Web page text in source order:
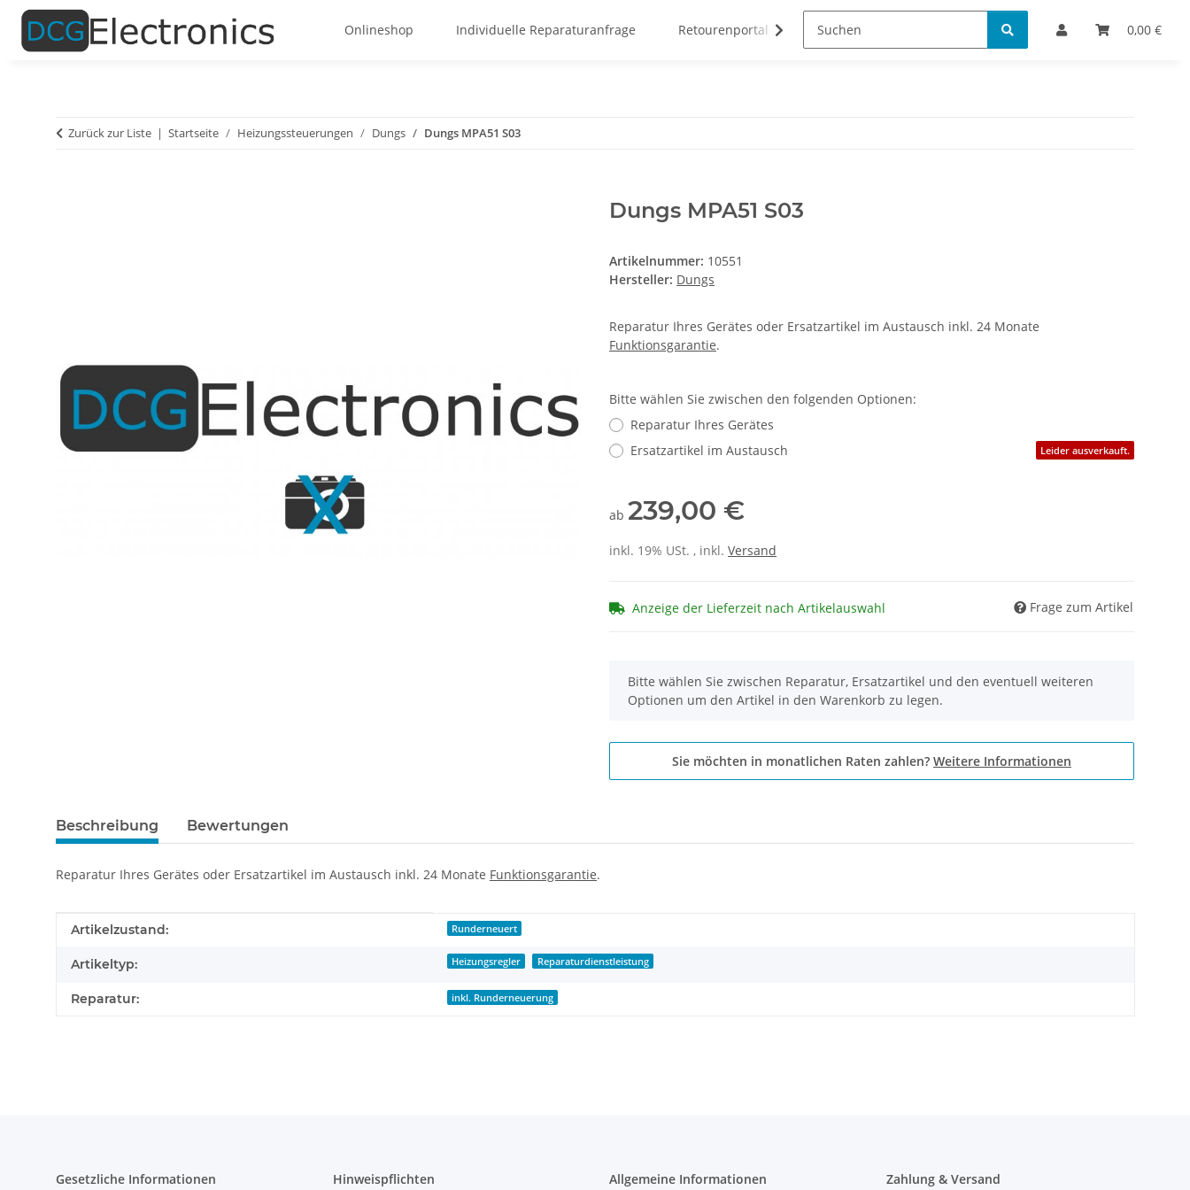
0,00 €
Onlineshop Individuelle Reparaturanfrage Retourenportal Bestellinformationen
Zurück zur Liste Startseite Heizungssteuerungen Dungs Dungs MPA51 S03
Dungs MPA51 S03
Artikelnummer: 10551
Hersteller: Dungs
Reparatur Ihres Gerätes oder Ersatzartikel im Austausch inkl. 24 Monate
Funktionsgarantie.
Bitte wählen Sie zwischen den folgenden Optionen:
Reparatur Ihres Gerätes
Ersatzartikel im Austausch
Leider ausverkauft.
ab 239,00 €
inkl. 19% USt. , inkl. Versand
Anzeige der Lieferzeit nach Artikelauswahl Frage zum Artikel
x
Bitte wählen Sie zwischen Reparatur, Ersatzartikel und den eventuell weiteren
Optionen um den Artikel in den Warenkorb zu legen.
Sie möchten in monatlichen Raten zahlen? Weitere Informationen
Beschreibung Bewertungen
Reparatur Ihres Gerätes oder Ersatzartikel im Austausch inkl. 24 Monate Funktionsgarantie.
Produkteigenschaft
Wert
Artikelzustand: Runderneuert
Artikeltyp: Heizungsregler Reparaturdienstleistung
Reparatur: inkl. Runderneuerung
Gesetzliche Informationen Hinweispflichten Allgemeine Informationen Zahlung & Versand